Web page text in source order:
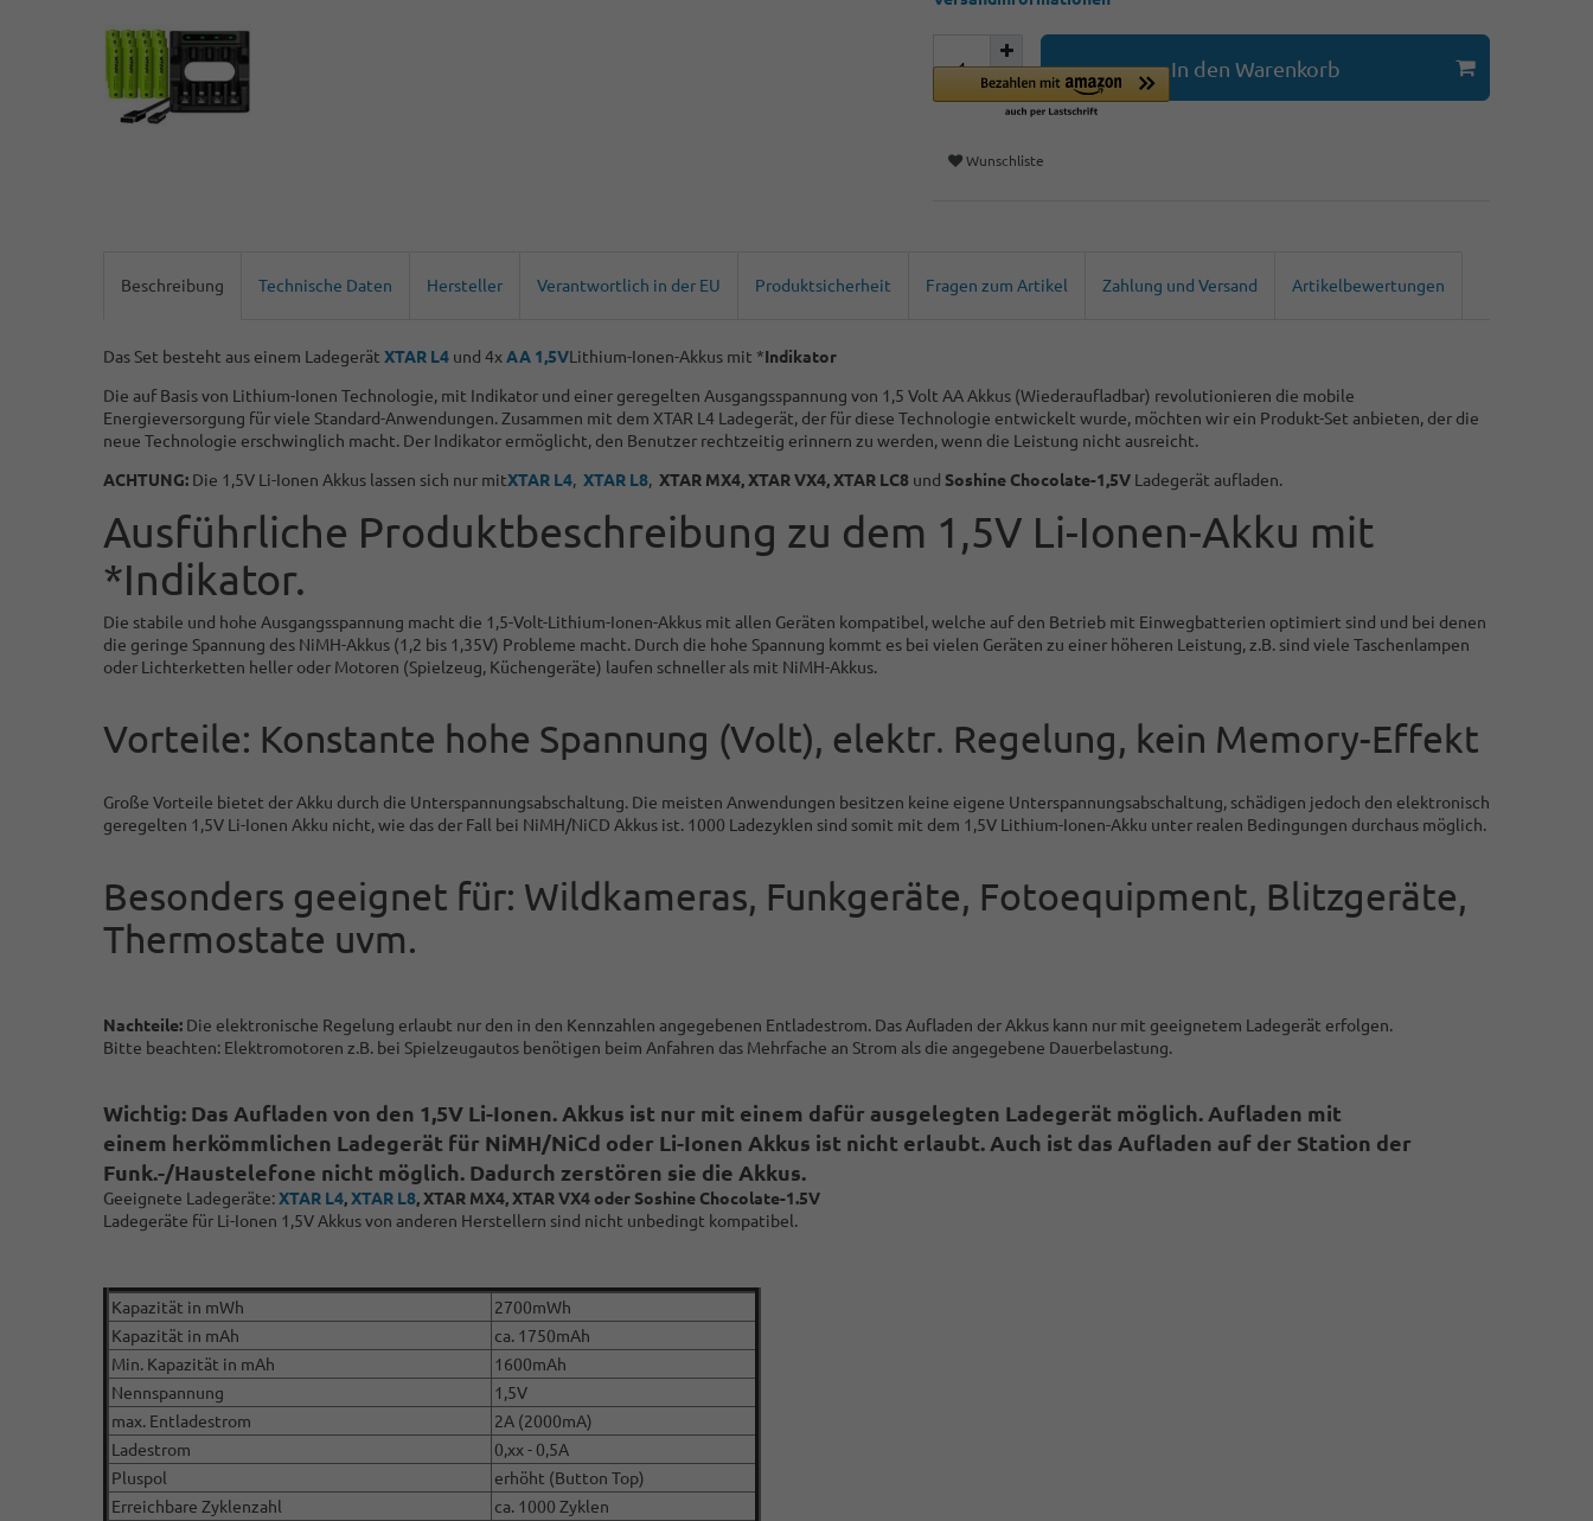
In den Warenkorb
Wunschliste
Beschreibung Technische Daten Hersteller Verantwortlich in der EU Produktsicherheit Fragen zum Artikel Zahlung und Versand Artikelbewertungen
Das Set besteht aus einem Ladegerät XTAR L4 und 4xAA 1,5VLithium-Ionen-Akkus mit *Indikator
Die auf Basis von Lithium-Ionen Technologie, mit Indikator und einer geregelten Ausgangsspannung von 1,5 Volt AA Akkus (Wiederaufladbar) revolutionieren die mobile
Energieversorgung für viele Standard-Anwendungen. Zusammen mit dem XTAR L4 Ladegerät, der für diese Technologie entwickelt wurde, möchten wir ein Produkt-Set anbieten, der die
neue Technologie erschwinglich macht. Der Indikator ermöglicht, den Benutzer rechtzeitig erinnern zu werden, wenn die Leistung nicht ausreicht.
ACHTUNG: Die 1,5V Li-Ionen Akkus lassen sich nur mitXTAR L4, XTAR L8, XTAR MX4, XTAR VX4, XTAR LC8 und Soshine Chocolate-1,5V Ladegerät aufladen.
Ausführliche Produktbeschreibung zu dem 1,5V Li-Ionen-Akku mit
*Indikator.
Die stabile und hohe Ausgangsspannung macht die 1,5-Volt-Lithium-Ionen-Akkus mit allen Geräten kompatibel, welche auf den Betrieb mit Einwegbatterien optimiert sind und bei denen
die geringe Spannung des NiMH-Akkus (1,2 bis 1,35V) Probleme macht. Durch die hohe Spannung kommt es bei vielen Geräten zu einer höheren Leistung, z.B. sind viele Taschenlampen
oder Lichterketten heller oder Motoren (Spielzeug, Küchengeräte) laufen schneller als mit NiMH-Akkus.
Vorteile: Konstante hohe Spannung (Volt), elektr. Regelung, kein Memory-Effekt
Große Vorteile bietet der Akku durch die Unterspannungsabschaltung. Die meisten Anwendungen besitzen keine eigene Unterspannungsabschaltung, schädigen jedoch den elektronisch
geregelten 1,5V Li-Ionen Akku nicht, wie das der Fall bei NiMH/NiCD Akkus ist. 1000 Ladezyklen sind somit mit dem 1,5V Lithium-Ionen-Akku unter realen Bedingungen durchaus möglich.
Besonders geeignet für: Wildkameras, Funkgeräte, Fotoequipment, Blitzgeräte,
Thermostate uvm.
Nachteile: Die elektronische Regelung erlaubt nur den in den Kennzahlen angegebenen Entladestrom. Das Aufladen der Akkus kann nur mit geeignetem Ladegerät erfolgen.
Bitte beachten: Elektromotoren z.B. bei Spielzeugautos benötigen beim Anfahren das Mehrfache an Strom als die angegebene Dauerbelastung.
Wichtig: Das Aufladen von den 1,5V Li-Ionen. Akkus ist nur mit einem dafür ausgelegten Ladegerät möglich. Aufladen mit
einem herkömmlichen Ladegerät für NiMH/NiCd oder Li-Ionen Akkus ist nicht erlaubt. Auch ist das Aufladen auf der Station der
Funk.-/Haustelefone nicht möglich. Dadurch zerstören sie die Akkus.
Geeignete Ladegeräte:XTAR L4,XTAR L8, XTAR MX4, XTAR VX4 oder Soshine Chocolate-1.5V
Ladegeräte für Li-Ionen 1,5V Akkus von anderen Herstellern sind nicht unbedingt kompatibel.
Kapazität in mWh
2700mWh
Kapazität in mAh
ca. 1750mAh
Min. Kapazität in mAh
1600mAh
Nennspannung
1,5V
max. Entladestrom
2A (2000mA)
Ladestrom
0,xx - 0,5A
Pluspol
erhöht (Button Top)
Erreichbare Zyklenzahl
ca. 1000 Zyklen